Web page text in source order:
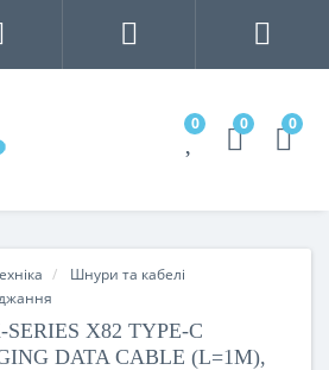
0 0 0
Шнури та кабелі
X82 TYPE-C
DATA CABLE (L=1M),